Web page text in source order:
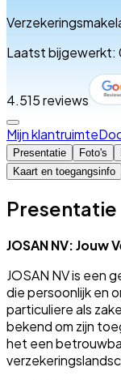
Laatst
4.515 reviews
Mijn klantruimte
Presentatie Foto's
Kaart en toegangsinfo
Presentatie
JOSAN NV:
JOSAN NV is een
die persoonlijk en
particuliere als
bekend om zijn
het een